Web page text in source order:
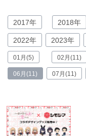
2017年 2018年
2022年 2023年
01月(5) 02月(11)
06月(11) 07月(11)